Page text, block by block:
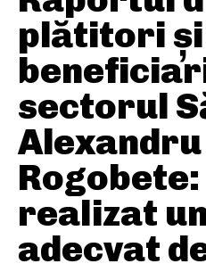
plătitori și
sectorul
Alexandru
Rogobete:
realizat
adecvat